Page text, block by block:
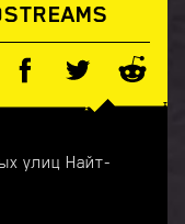
улиц Найт-